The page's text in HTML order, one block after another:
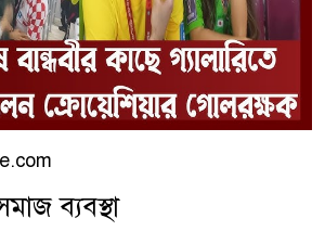
ব্যবস্থা